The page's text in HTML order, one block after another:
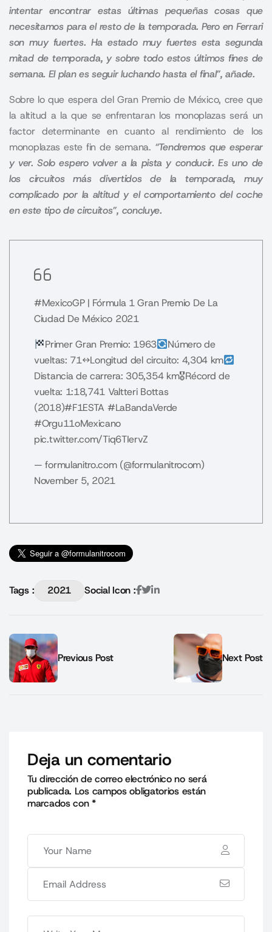
intentar encontrar estas últimas pequeñas cosas que
necesitamos para el resto de la temporada. Pero en Ferrari
son muy fuertes. Ha estado muy fuertes esta segunda
mitad de temporada, y sobre todo estos últimos fines de
semana. El plan es seguir luchando hasta el final”, añade.
Sobre lo que espera del Gran Premio de México, cree que
la altitud a la que se enfrentaran los monoplazas será un
factor determinante en cuanto al rendimiento de los
monoplazas este fin de semana. “Tendremos que esperar
y ver. Solo espero volver a la pista y conducir. Es uno de
los circuitos más divertidos de la temporada, muy
complicado por la altitud y el comportamiento del coche
en este tipo de circuitos”, concluye.
#MexicoGP| Fórmula 1 Gran Premio De La
Ciudad De México 2021
Primer Gran Premio: 1963
Número de
vueltas: 71↔️Longitud del circuito: 4,304 km
Distancia de carrera: 305,354 km🎖Récord de
vuelta: 1:18,741 Valtteri Bottas
(2018)#F1ESTA #LaBandaVerde
#Orgu11oMexicano
pic.twitter.com/Tiq6TIervZ
— formulanitro.com (@formulanitrocom)
November 5, 2021
Tags : 2021 Social Icon :
Previous Post Next Post
Deja un comentario
Tu dirección de correo electrónico no será
publicada. Los campos obligatorios están
marcados con*